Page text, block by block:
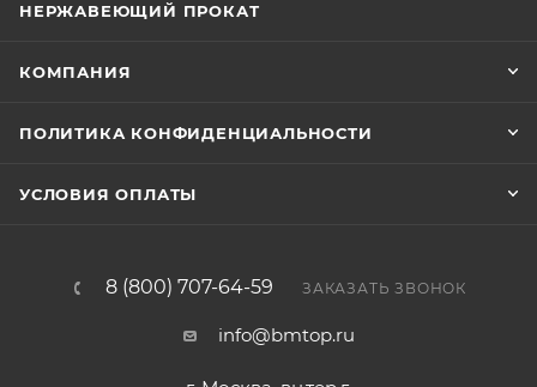
НЕРЖАВЕЮЩИЙ ПРОКАТ
КОМПАНИЯ
ПОЛИТИКА КОНФИДЕНЦИАЛЬНОСТИ
УСЛОВИЯ ОПЛАТЫ
8 (800) 707-64-59 ЗАКАЗАТЬ ЗВОНОК
info@bmtop.ru